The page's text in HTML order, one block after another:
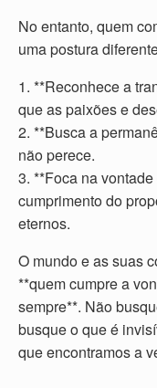
No entanto, quem
uma postura
1. **Reconhece a
que as paixões e
2. **Busca a
não perece.
3. **Foca na
cumprimento do
eternos.
O mundo e as suas
**quem cumpre a
sempre**. Não
busque o que é
que encontramos a